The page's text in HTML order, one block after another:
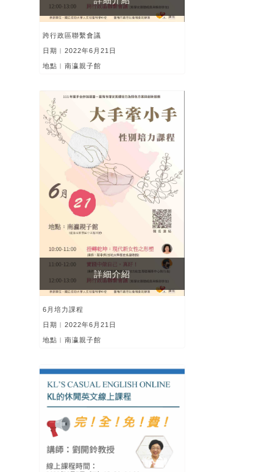
跨行政區聯繫會議
日期︱2022年6月21日
地點︱南瀛親子館
詳細介紹
6月培力課程
日期︱2022年6月21日
地點︱南瀛親子館